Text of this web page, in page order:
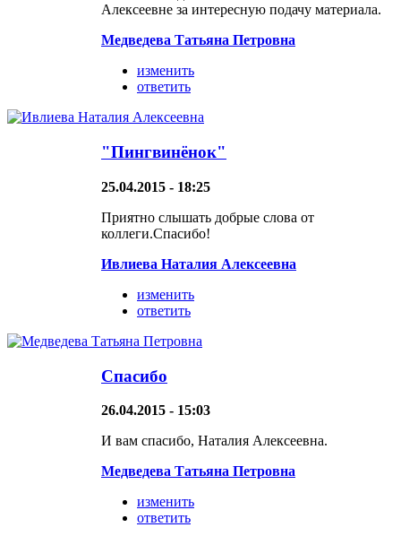
Алексеевне за интересную подачу материала.
Медведева Татьяна Петровна
изменить
ответить
"Пингвинёнок"
25.04.2015 - 18:25
Приятно слышать добрые слова от
коллеги.Спасибо!
Ивлиева Наталия Алексеевна
изменить
ответить
Спасибо
26.04.2015 - 15:03
И вам спасибо, Наталия Алексеевна.
Медведева Татьяна Петровна
изменить
ответить